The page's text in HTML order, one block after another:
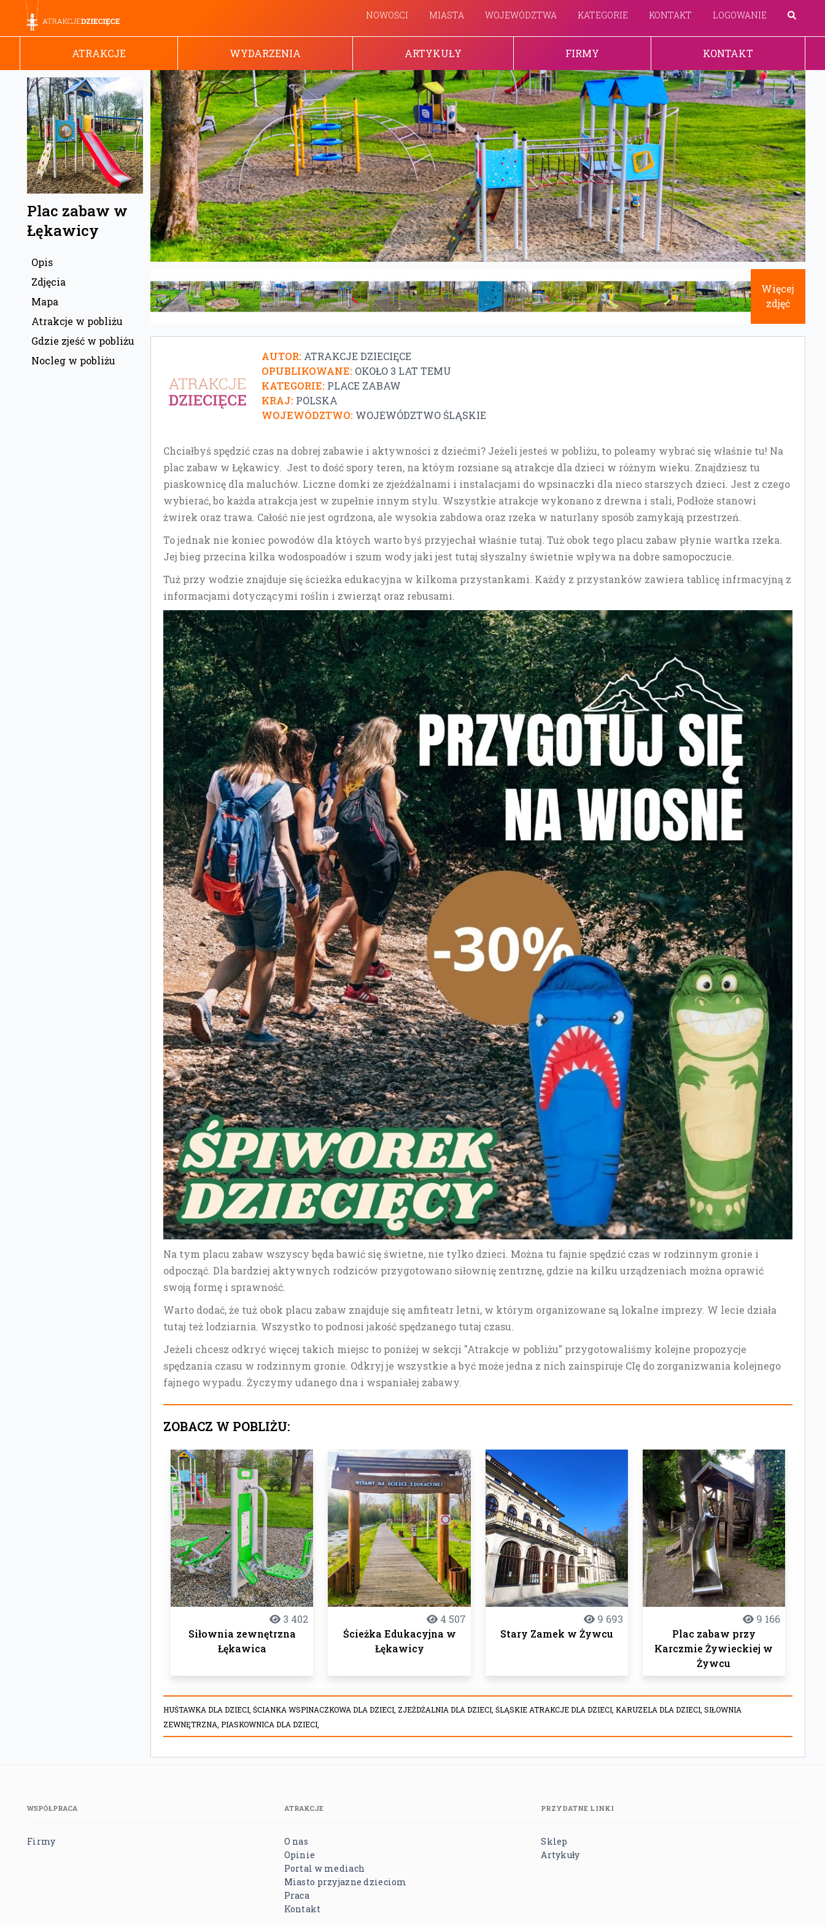
NOWOŚCI MIASTA WOJEWÓDZTWA KATEGORIE KONTAKT LOGOWANIE
ATRAKCJE WYDARZENIA ARTYKUŁY FIRMY KONTAKT
Plac zabaw w
Łękawicy
Opis
Zdjęcia
Mapa
Atrakcje w pobliżu
Gdzie zjeść w pobliżu
Nocleg w pobliżu
Więcej
zdjęć
AUTOR: ATRAKCJE DZIECIĘCE
OPUBLIKOWANE: OKOŁO 3 LAT TEMU
KATEGORIE: PLACE ZABAW
KRAJ: POLSKA
WOJEWÓDZTWO: WOJEWÓDZTWO ŚLĄSKIE
Chciałbyś spędzić czas na dobrej zabawie i aktywności z dziećmi? Jeżeli jesteś w pobliżu, to poleamy wybrać się właśnie tu! Na
plac zabaw w Łękawicy. Jest to dość spory teren, na któym rozsiane są atrakcje dla dzieci w różnym wieku. Znajdziesz tu
piaskownicę dla maluchów. Liczne domki ze zjeżdżalnami i instalacjami do wpsinaczki dla nieco starszych dzieci. Jest z czego
wybierać, bo każda atrakcja jest w zupełnie innym stylu. Wszystkie atrakcje wykonano z drewna i stali, Podłoże stanowi
żwirek oraz trawa. Całość nie jest ogrdzona, ale wysokia zabdowa oraz rzeka w naturlany sposób zamykają przestrzeń.
To jednak nie koniec powodów dla któych warto byś przyjechał właśnie tutaj. Tuż obok tego placu zabaw płynie wartka rzeka.
Jej bieg przecina kilka wodospoadów i szum wody jaki jest tutaj słyszalny świetnie wpływa na dobre samopoczucie.
Tuż przy wodzie znajduje się ścieżka edukacyjna w kilkoma przystankami. Każdy z przystanków zawiera tablicę infrmacyjną z
informacjami dotyczącymi roślin i zwierząt oraz rebusami.
Na tym placu zabaw wszyscy będa bawić się świetne, nie tylko dzieci. Można tu fajnie spędzić czas w rodzinnym gronie i
odpocząć. Dla bardziej aktywnych rodziców przygotowano siłownię zentrznę, gdzie na kilku urządzeniach można oprawić
swoją formę i sprawność.
Warto dodać, że tuż obok placu zabaw znajduje się amfiteatr letni, w którym organizowane są lokalne imprezy. W lecie działa
tutaj też lodziarnia. Wszystko to podnosi jakość spędzanego tutaj czasu.
Jeżeli chcesz odkryć więcej takich miejsc to poniżej w sekcji "Atrakcje w pobliżu" przygotowaliśmy kolejne propozycje
spędzania czasu w rodzinnym gronie. Odkryj je wszystkie a być może jedna z nich zainspiruje CIę do zorganizwania kolejnego
fajnego wypadu. Życzymy udanego dna i wspaniałej zabawy.
ZOBACZ W POBLIŻU:
3 402
Siłownia zewnętrzna
Łękawica
4 507
Ścieżka Edukacyjna w
Łękawicy
9 693
Stary Zamek w Żywcu
9 166
Plac zabaw przy
Karczmie Żywieckiej w
Żywcu
HUŚTAWKA DLA DZIECI,ŚCIANKA WSPINACZKOWA DLA DZIECI, ZJEŻDŻALNIA DLA DZIECI,ŚLĄSKIE ATRAKCJE DLA DZIECI,KARUZELA DLA DZIECI,SIŁOWNIA
ZEWNĘTRZNA,PIASKOWNICA DLA DZIECI,
WSPÓŁPRACA
Firmy
ATRAKCJE
O nas
Opinie
Portal w mediach
Miasto przyjazne dzieciom
Praca
Kontakt
PRZYDATNE LINKI
Sklep
Artykuły